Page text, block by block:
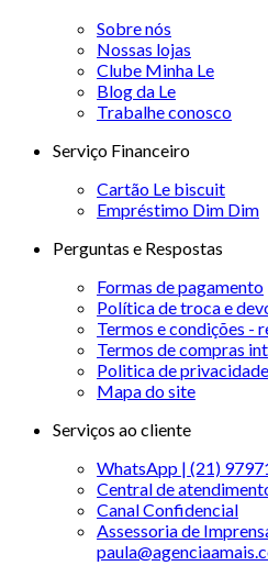
Sobre nós
Nossas lojas
Clube Minha Le
Blog da Le
Trabalhe conosco
Serviço Financeiro
Cartão Le biscuit
Empréstimo Dim Dim
Perguntas e Respostas
Formas de pagamento
Política de troca e
Termos e condições -
Termos de compras
Politica de privacidade
Mapa do site
Serviços ao cliente
WhatsApp | (21)
Central de
Canal Confidencial
Assessoria de